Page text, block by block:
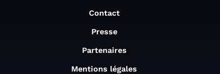
Contact
Presse
Partenaires
Mentions légales